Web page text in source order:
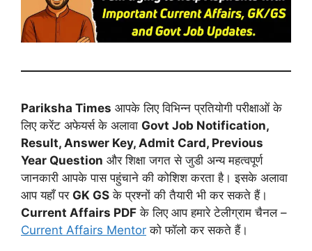
Pariksha Times आपके लिए विभिन्न प्रतियोगी परीक्षाओं के
लिए करेंट अफेयर्स के अलावा Govt Job Notification,
Result, Answer Key, Admit Card, Previous
Year Question और शिक्षा जगत से जुडी अन्य महत्वपूर्ण
जानकारी आपके पास पहुंचाने की कोशिश करता है। इसके अलावा
आप यहाँ पर GK GS के प्रश्नों की तैयारी भी कर सकते हैं।
Current Affairs PDF के लिए आप हमारे टेलीग्राम चैनल –
Current Affairs Mentor को फॉलो कर सकते हैं।